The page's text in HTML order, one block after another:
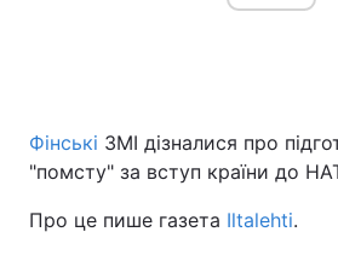
Фінські ЗМІ дізналися про
"помсту" за вступ країни до
Про це пише газета Iltalehti.